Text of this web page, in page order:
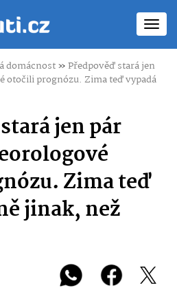
domácnost»Předpověď stará jen
otočili prognózu. Zima teď vypadá
jen pár
Zima teď
jinak, než